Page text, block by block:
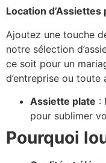
Location
Ajoutez une touche
notre sélection
ce soit pour un
d’entreprise ou toute
Assiette plate :
pour sublimer
Pourquoi